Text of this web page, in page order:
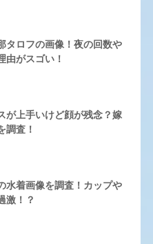
タロフの画像！夜の回数や
由がスゴい！
が上手いけど顔が残念？嫁
調査！
水着画像を調査！カップや
激！？